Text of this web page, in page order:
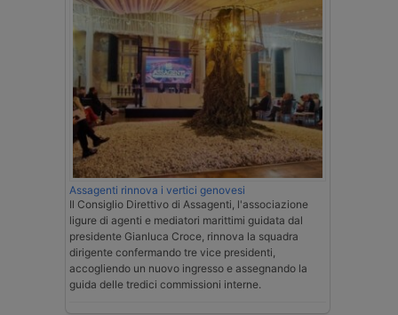
Assagenti rinnova i vertici genovesi
Il Consiglio Direttivo di Assagenti, l'associazione
ligure di agenti e mediatori marittimi guidata dal
presidente Gianluca Croce, rinnova la squadra
dirigente confermando tre vice presidenti,
accogliendo un nuovo ingresso e assegnando la
guida delle tredici commissioni interne.